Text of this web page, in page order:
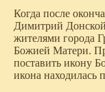
Когда после
Димитрий
жителями города
Божией Матери.
поставить икону
икона находилась